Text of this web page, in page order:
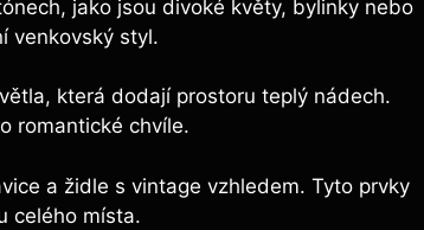
jako jsou divoké květy, bylinky nebo
venkovský styl.
která dodají prostoru teplý nádech.
romantické chvíle.
a židle s vintage vzhledem. Tyto prvky
celého místa.